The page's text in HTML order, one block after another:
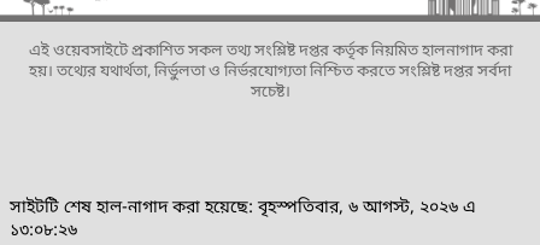
এই ওয়েবসাইটে প্রকাশিত সকল তথ্য সংশ্লিষ্ট দপ্তর কর্তৃক নিয়মিত হালনাগাদ করা
হয়। তথ্যের যথার্থতা, নির্ভুলতা ও নির্ভরযোগ্যতা নিশ্চিত করতে সংশ্লিষ্ট দপ্তর সর্বদা
সচেষ্ট।
সাইটটি শেষ হাল-নাগাদ করা হয়েছে: বৃহস্পতিবার, ৬ আগস্ট, ২০২৬ এ
১৩:০৮:২৬